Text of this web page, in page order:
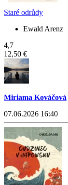
Staré odrůdy
Ewald Arenz
4,7
12,50 €
Miriama Kováčová
07.06.2026 16:40